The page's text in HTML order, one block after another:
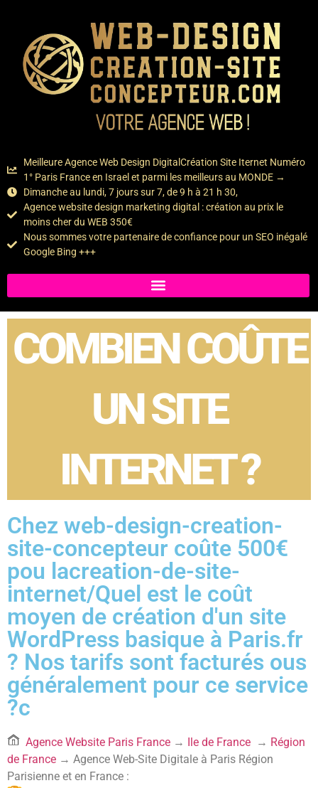
Meilleure Agence Web Design DigitalCréation Site Iternet Numéro
1° Paris France en Israel et parmi les meilleurs au MONDE →
Dimanche au lundi, 7 jours sur 7, de 9 h à 21 h 30,
Agence website design marketing digital : création au prix le
moins cher du WEB 350€
Nous sommes votre partenaire de confiance pour un SEO inégalé
Google Bing +++
COMBIEN COÛTE
UN SITE
INTERNET ?
Chez web-design-creation-
site-concepteur coûte 500€
pou lacreation-de-site-
internet/Quel est le coût
moyen de création d'un site
WordPress basique à Paris.fr
? Nos tarifs sont facturés ous
généralement pour ce service
?c
Agence Website Paris France → Ile de France → Région
de France → Agence Web-Site Digitale à Paris Région
Parisienne et en France :